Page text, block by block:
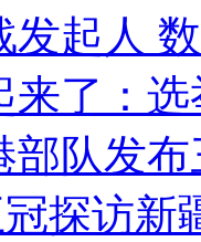
发起人
来了：
部队发
探访新